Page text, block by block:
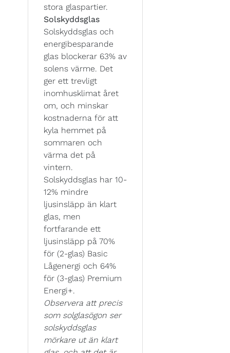
stora glaspartier.
Solskyddsglas
Solskyddsglas och
energibesparande
glas blockerar 63% av
solens värme. Det
ger ett trevligt
inomhusklimat året
om, och minskar
kostnaderna för att
kyla hemmet på
sommaren och
värma det på
vintern.
Solskyddsglas har 10-
12% mindre
ljusinsläpp än klart
glas, men
fortfarande ett
ljusinsläpp på 70%
för (2-glas) Basic
Lågenergi och 64%
för (3-glas) Premium
Energi+.
Observera att precis
som solglasögon ser
solskyddsglas
mörkare ut än klart